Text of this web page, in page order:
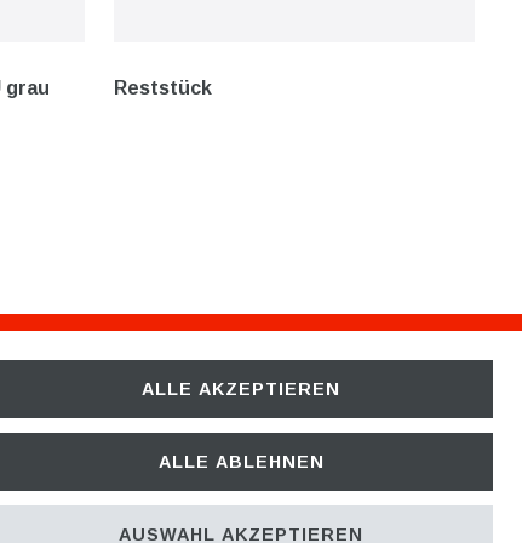
grau
Reststück
Unternehmen
ÜBER UNS
KARRIERE
UNSER TEAM
ALLE AKZEPTIEREN
ALLE ABLEHNEN
AUSWAHL AKZEPTIEREN